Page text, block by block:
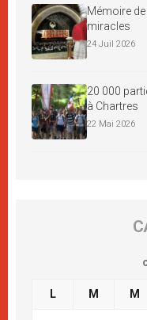
Mémoire
miracles
24 Juil 2026
20 000
à Chartres
22 Mai 2026
L M M